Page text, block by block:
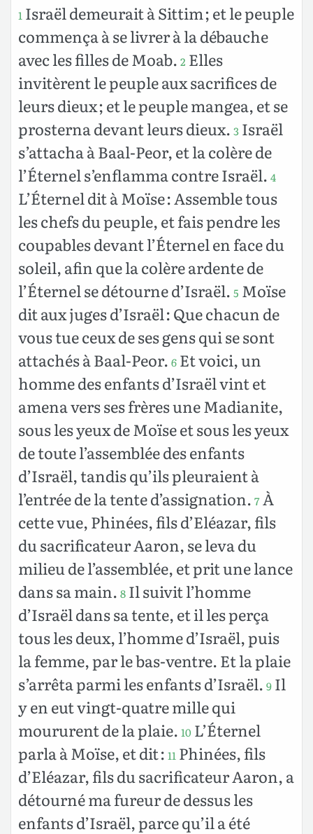
1 Israël demeurait à Sittim ; et le peuple
commença à se livrer à la débauche
avec les filles de Moab. 2 Elles
invitèrent le peuple aux sacrifices de
leurs dieux ; et le peuple mangea, et se
prosterna devant leurs dieux. 3 Israël
s’attacha à Baal-Peor, et la colère de
l’Éternel s’enflamma contre Israël. 4
L’Éternel dit à Moïse : Assemble tous
les chefs du peuple, et fais pendre les
coupables devant l’Éternel en face du
soleil, afin que la colère ardente de
l’Éternel se détourne d’Israël. 5 Moïse
dit aux juges d’Israël : Que chacun de
vous tue ceux de ses gens qui se sont
attachés à Baal-Peor. 6 Et voici, un
homme des enfants d’Israël vint et
amena vers ses frères une Madianite,
sous les yeux de Moïse et sous les yeux
de toute l’assemblée des enfants
d’Israël, tandis qu’ils pleuraient à
l’entrée de la tente d’assignation. 7À
cette vue, Phinées, fils d’Eléazar, fils
du sacrificateur Aaron, se leva du
milieu de l’assemblée, et prit une lance
dans sa main. 8 Il suivit l’homme
d’Israël dans sa tente, et il les perça
tous les deux, l’homme d’Israël, puis
la femme, par le bas-ventre. Et la plaie
s’arrêta parmi les enfants d’Israël. 9 Il
y en eut vingt-quatre mille qui
moururent de la plaie. 10 L’Éternel
parla à Moïse, et dit : 11 Phinées, fils
d’Eléazar, fils du sacrificateur Aaron, a
détourné ma fureur de dessus les
enfants d’Israël, parce qu’il a été